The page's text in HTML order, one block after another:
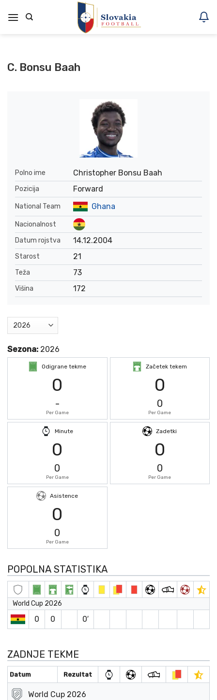
na
C. Bonsu Baah
Polno ime Christopher Bonsu Baah
Pozicija Forward
National Team Ghana
Nacionalnost
Datum rojstva
14.12.2004
Starost 21
Teža 73
Višina 172
Sezona: 2026
Odigrane tekme
0
-
Per Game
Začetek tekem
0
0
Per Game
Minute
0
0
Per Game
Zadetki
0
0
Per Game
Asistence
0
0
Per Game
POPOLNA STATISTIKA
World Cup 2026
0 0 0′
ZADNJE TEKME
Datum Rezultat
World Cup 2026